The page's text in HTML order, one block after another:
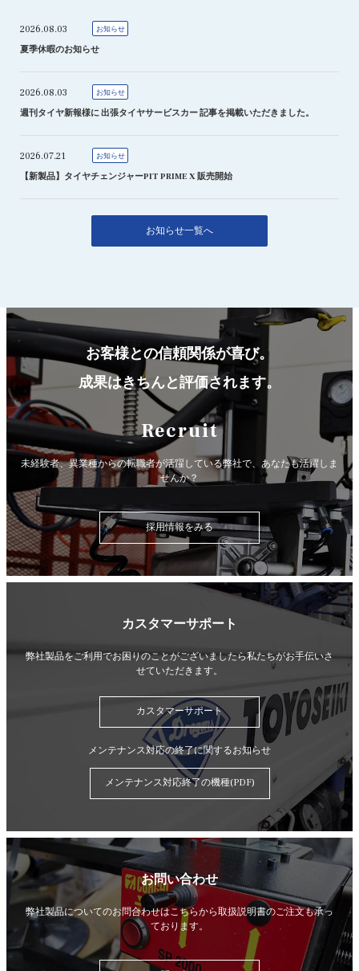
2026.08.03 お知らせ
夏季休暇のお知らせ
2026.08.03 お知らせ
週刊タイヤ新報様に 出張タイヤサービスカー 記事を掲載いただきました。
2026.07.21 お知らせ
【新製品】タイヤチェンジャーPIT PRIME X 販売開始
お知らせ一覧へ
お客様との信頼関係が喜び。
成果はきちんと評価されます。
Recruit
未経験者、異業種からの転職者が活躍している弊社で、 あなたも活躍しま
せんか？
採用情報をみる
カスタマーサポート
弊社製品をご利用でお困りのことがございましたら私たちがお手伝いさ
せていただきます。
カスタマーサポート
メンテナンス対応の終了に関するお知らせ
メンテナンス対応終了の機種(PDF)
お問い合わせ
弊社製品についてのお問合わせはこちらから取扱説明書のご注文も承っ
ております。